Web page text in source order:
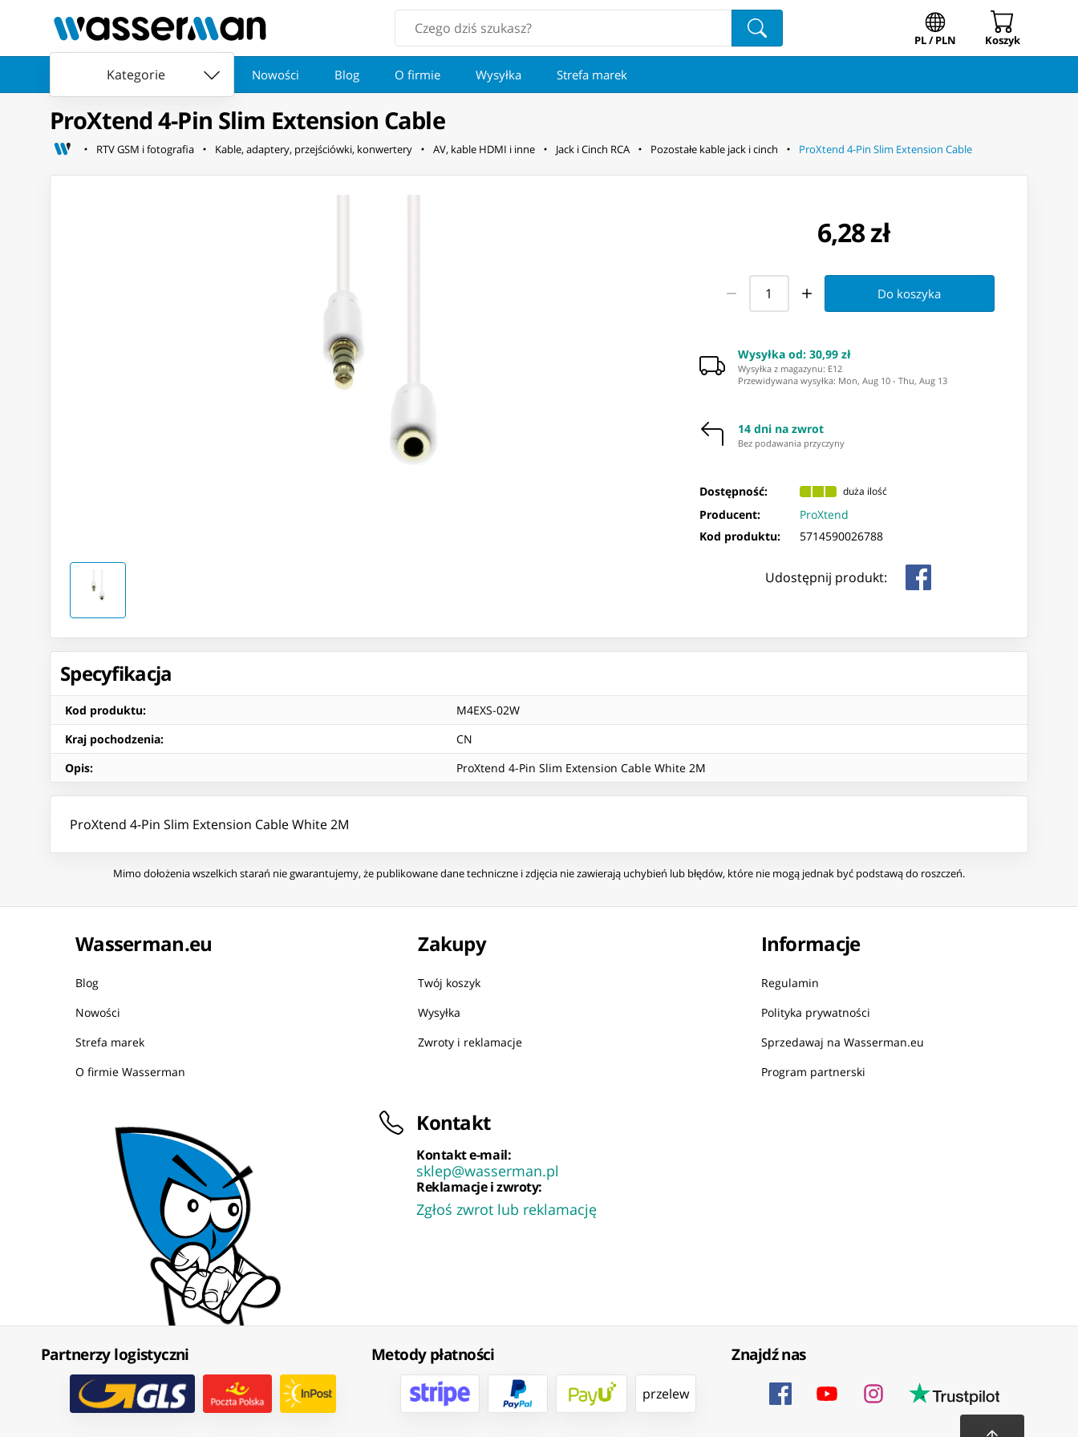
PL / PLN Koszyk
Kategorie Nowości Blog O firmie Wysyłka Strefa marek
ProXtend 4-Pin Slim Extension Cable
RTV GSM i fotografia Kable, adaptery, przejściówki, konwertery AV, kable HDMI i inne Jack i Cinch RCA Pozostałe kable jack i cinch ProXtend 4-Pin Slim Extension Cable
6,28 zł
Do koszyka
Wysyłka od:30,99 zł
Wysyłka z magazynu: ⁨E12⁩
Przewidywana wysyłka: Mon, Aug 10 -Thu, Aug 13
14 dni na zwrot
Bez podawania przyczyny
Dostępność: duża ilość
Producent:
ProXtend
Kod produktu:
5714590026788
Udostępnij produkt:
Specyfikacja
Kod produktu:
M4EXS-02W
Kraj pochodzenia:
CN
Opis: ProXtend 4-Pin Slim Extension Cable White 2M
ProXtend 4-Pin Slim Extension Cable White 2M
Mimo dołożenia wszelkich starań nie gwarantujemy, że publikowane dane techniczne i zdjęcia nie zawierają uchybień lub błędów, które nie mogą jednak być podstawą do roszczeń.
Wasserman.eu
Blog
Nowości
Strefa marek
O firmie Wasserman
Zakupy
Twój koszyk
Wysyłka
Zwroty i reklamacje
Informacje
Regulamin
Polityka prywatności
Sprzedawaj na Wasserman.eu
Program partnerski
Kontakt
Kontakt e-mail:
sklep@wasserman.pl
Reklamacje i zwroty:
Zgłoś zwrot lub reklamację
Partnerzy logistyczni Metody płatności
przelew
Znajdź nas